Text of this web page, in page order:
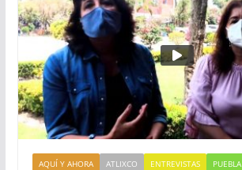
AQUÍ Y AHORA ATLIXCO ENTREVISTAS
PUEBLA